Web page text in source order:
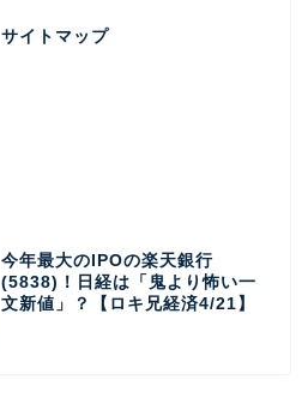
サイトマップ
今年最大のIPOの楽天銀行
(5838)！日経は「鬼より怖い一
文新値」？【ロキ兄経済4/21】